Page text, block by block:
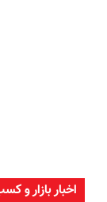
اخبار بازار و